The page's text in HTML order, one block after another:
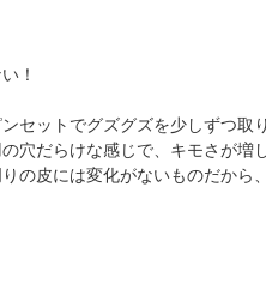
！
セットでグズグズを少しずつ取り
穴だらけな感じで、キモさが増
の皮には変化がないものだから